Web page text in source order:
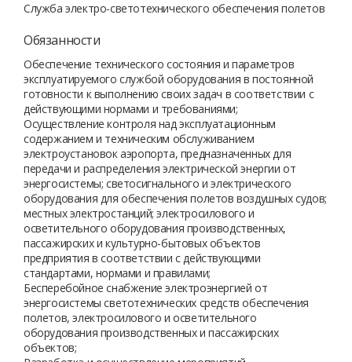
Служба электро-светотехнического обеспечения полетов
Обязанности
Обеспечение технического состояния и параметров
эксплуатируемого службой оборудования в постоянной
готовности к выполнению своих задач в соответствии с
действующими нормами и требованиями;
Осуществление контроля над эксплуатационным
содержанием и техническим обслуживанием
электроустановок аэропорта, предназначенных для
передачи и распределения электрической энергии от
энергосистемы; светосигнального и электрического
оборудования для обеспечения полетов воздушных судов;
местных электростанций; электросилового и
осветительного оборудования производственных,
пассажирских и культурно-бытовых объектов
предприятия в соответствии с действующими
стандартами, нормами и правилами;
Бесперебойное снабжение электроэнергией от
энергосистемы светотехнических средств обеспечения
полетов, электросилового и осветительного
оборудования производственных и пассажирских
объектов;